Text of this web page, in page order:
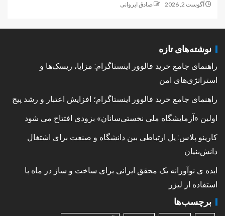
آگوست 2, 2026 صادق ایروانی
نوشته‌های تازه
راهنمای جامع خرید فالوور اینستاگرام: مزایا، ریسک‌ها و
استراتژی‌های امن
راهنمای جامع خرید فالوور اینستاگرام؛ افزایش اعتبار و رشد پیج
اولین «آزمایشگاه ملی نخستی‌سانان» بزودی افتتاح می شود
کارینو پلاس: پل ارتباطی بین دانشگاه و صنعت برای اشتغال
دانش‌بنیان
ایده ی نوآورانه یک محقق ایرانی برای ساخت و ساز در ماه با
استفاده از لیزر
برچسب‌ها